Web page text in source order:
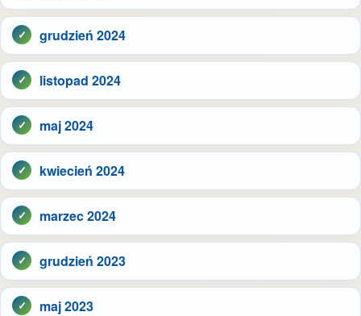
grudzień 2024
listopad 2024
maj 2024
kwiecień 2024
marzec 2024
grudzień 2023
maj 2023